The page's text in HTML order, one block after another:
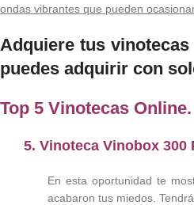
ondas vibrantes que pueden
Adquiere tus
puedes adquirir con
Top 5 Vinotecas
5. Vinoteca Vinobox 300
En esta oportunidad te
acabaron tus miedos.